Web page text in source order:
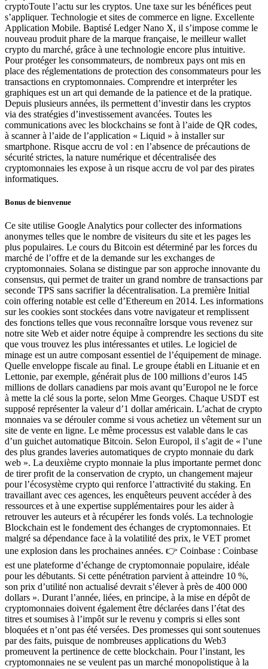
cryptoToute l’actu sur les cryptos. Une taxe sur les bénéfices peut
s’appliquer. Technologie et sites de commerce en ligne. Excellente
Application Mobile. Baptisé Ledger Nano X, il s’impose comme le
nouveau produit phare de la marque française, le meilleur wallet
crypto du marché, grâce à une technologie encore plus intuitive.
Pour protéger les consommateurs, de nombreux pays ont mis en
place des réglementations de protection des consommateurs pour les
transactions en cryptomonnaies. Comprendre et interpréter les
graphiques est un art qui demande de la patience et de la pratique.
Depuis plusieurs années, ils permettent d’investir dans les cryptos
via des stratégies d’investissement avancées. Toutes les
communications avec les blockchains se font à l’aide de QR codes,
à scanner à l’aide de l’application « Liquid » à installer sur
smartphone. Risque accru de vol : en l’absence de précautions de
sécurité strictes, la nature numérique et décentralisée des
cryptomonnaies les expose à un risque accru de vol par des pirates
informatiques.
Bonus de bienvenue
Ce site utilise Google Analytics pour collecter des informations
anonymes telles que le nombre de visiteurs du site et les pages les
plus populaires. Le cours du Bitcoin est déterminé par les forces du
marché de l’offre et de la demande sur les exchanges de
cryptomonnaies. Solana se distingue par son approche innovante du
consensus, qui permet de traiter un grand nombre de transactions par
seconde TPS sans sacrifier la décentralisation. La première Initial
coin offering notable est celle d’Ethereum en 2014. Les informations
sur les cookies sont stockées dans votre navigateur et remplissent
des fonctions telles que vous reconnaître lorsque vous revenez sur
notre site Web et aider notre équipe à comprendre les sections du site
que vous trouvez les plus intéressantes et utiles. Le logiciel de
minage est un autre composant essentiel de l’équipement de minage.
Quelle enveloppe fiscale au final. Le groupe établi en Lituanie et en
Lettonie, par exemple, générait plus de 100 millions d’euros 145
millions de dollars canadiens par mois avant qu’Europol ne le force
à mette la clé sous la porte, selon Mme Georges. Chaque USDT est
supposé représenter la valeur d’1 dollar américain. L’achat de crypto
monnaies va se dérouler comme si vous achetiez un vêtement sur un
site de vente en ligne. Le même processus est valable dans le cas
d’un guichet automatique Bitcoin. Selon Europol, il s’agit de « l’une
des plus grandes laveries automatiques de crypto monnaie du dark
web ». La deuxième crypto monnaie la plus importante permet donc
de tirer profit de la conservation de crypto, un changement majeur
pour l’écosystème crypto qui renforce l’attractivité du staking. En
travaillant avec ces agences, les enquêteurs peuvent accéder à des
ressources et à une expertise supplémentaires pour les aider à
retrouver les auteurs et à récupérer les fonds volés. La technologie
Blockchain est le fondement des échanges de cryptomonnaies. Et
malgré sa dépendance face à la volatilité des prix, le VET promet
une explosion dans les prochaines années. 👉 Coinbase : Coinbase
est une plateforme d’échange de cryptomonnaie populaire, idéale
pour les débutants. Si cette pénétration parvient à atteindre 10 %,
son prix d’utilité non actualisé devrait s’élever à près de 400 000
dollars ». Durant l’année, liées, en principe, à la mise en dépôt de
cryptomonnaies doivent également être déclarées dans l’état des
titres et soumises à l’impôt sur le revenu y compris si elles sont
bloquées et n’ont pas été versées. Des promesses qui sont soutenues
par des faits, puisque de nombreuses applications du Web3
promeuvent la pertinence de cette blockchain. Pour l’instant, les
cryptomonnaies ne se veulent pas un marché monopolistique à la